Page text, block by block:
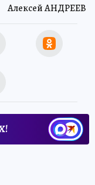
Алексей АНДРЕЕВ